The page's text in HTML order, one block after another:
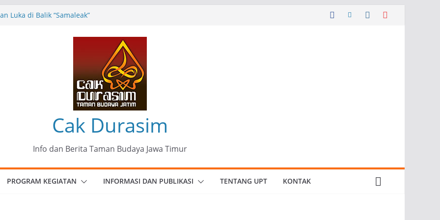
Mantra Perlawanan
dan Budaya: Catatan Kunjungan
Soekartono (BHS) Anggota DPR RI
Ungkapan Kritis Tentang Derita
Cak Durasim
Info dan Berita Taman Budaya Jawa Timur
PROGRAM KEGIATAN INFORMASI DAN PUBLIKASI TENTANG UPT KONTAK